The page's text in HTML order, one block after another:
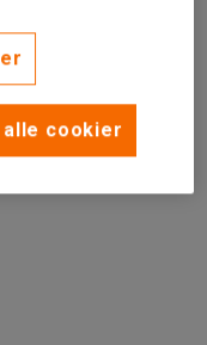
låses for sikker
alle cookier